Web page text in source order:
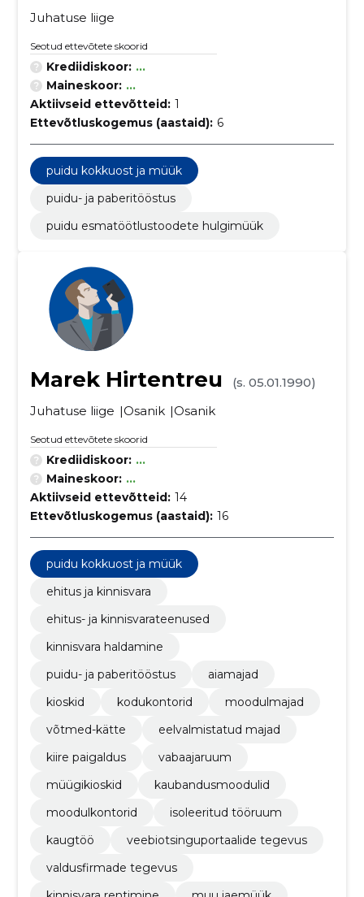
Juhatuse liige
Seotud ettevõtete skoorid
Krediidiskoor: ...
Maineskoor: ...
Aktiivseid ettevõtteid: 1
Ettevõtluskogemus (aastaid): 6
puidu kokkuost ja müük
puidu- ja paberitööstus
puidu esmatöötlustoodete hulgimüük
Marek Hirtentreu
(s. 05.01.1990)
Juhatuse liige
Osanik Osanik
Seotud ettevõtete skoorid
Krediidiskoor: ...
Maineskoor: ...
Aktiivseid ettevõtteid: 14
Ettevõtluskogemus (aastaid): 16
puidu kokkuost ja müük
ehitus ja kinnisvara
ehitus- ja kinnisvarateenused
kinnisvara haldamine
puidu- ja paberitööstus
aiamajad
kioskid
kodukontorid
moodulmajad
võtmed-kätte
eelvalmistatud majad
kiire paigaldus
vabaajaruum
müügikioskid
kaubandusmoodulid
moodulkontorid
isoleeritud tööruum
kaugtöö
veebiotsinguportaalide tegevus
valdusfirmade tegevus